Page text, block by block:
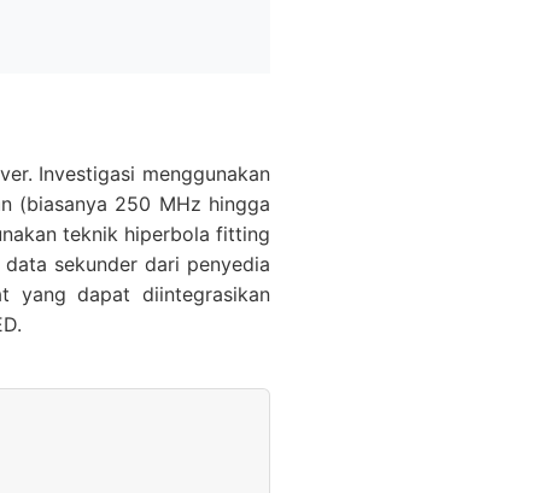
Investigasi menggunakan
(biasanya 250 MHz hingga
teknik hiperbola fitting
sekunder dari penyedia
yang dapat diintegrasikan